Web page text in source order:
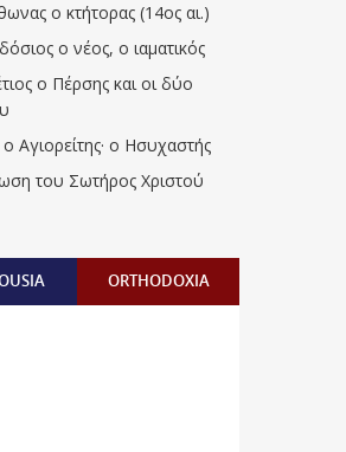
ο κτήτορας (14ος αι.)
ο νέος, ο ιαματικός
ο Πέρσης και οι δύο
ο Αγιορείτης · ο Ησυχαστής
του Σωτήρος Χριστού
ORTHODOXIA